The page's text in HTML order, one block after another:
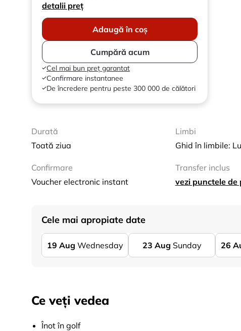
detalii preț
Adaugă în coș
Cumpără acum
Cel mai bun preț garantat
Confirmare instantanee
De încredere pentru peste 300 000 de călători
Durată
Toată ziua
Limbi
Ghid în limbile:
Confirmare
Voucher electronic instant
Transfer inclus
vezi punctele de
Cele mai apropiate date
19 Aug Wednesday 23 Aug Sunday 26
Ce veți vedea
Înot în golf